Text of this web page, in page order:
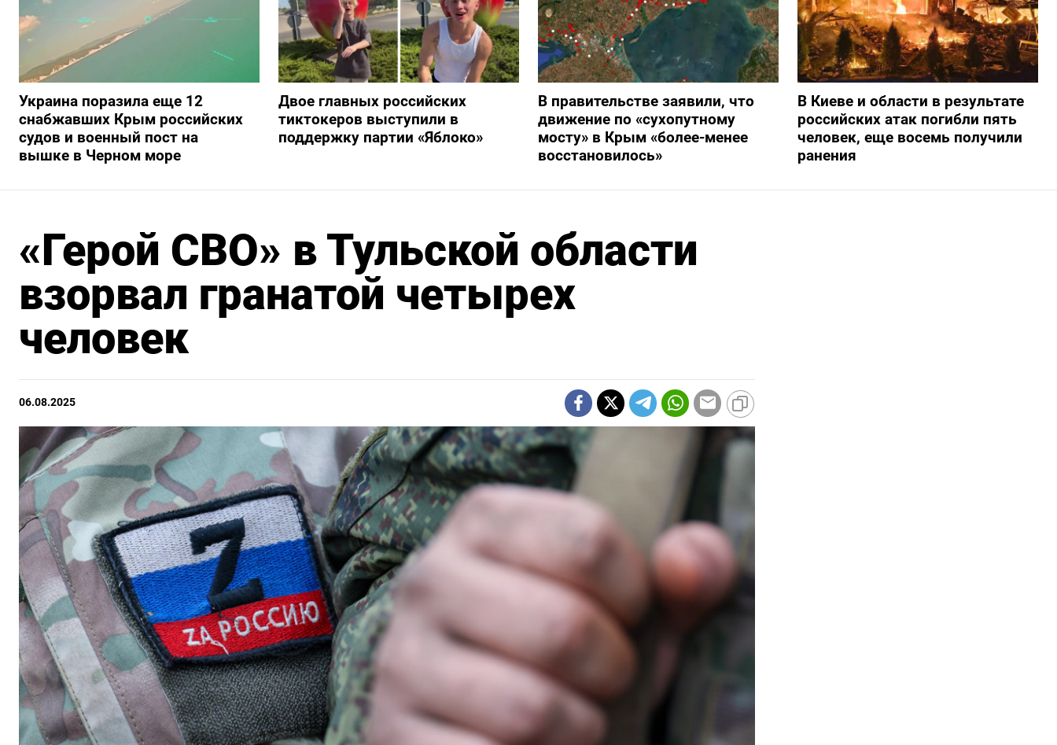
Украина поразила еще 12
снабжавших Крым российских
судов и военный пост на
вышке в Черном море
Двое главных российских
тиктокеров выступили в
поддержку партии «Яблоко»
В правительстве заявили, что
движение по «сухопутному
мосту» в Крым «более-менее
восстановилось»
В Киеве и области в результате
российских атак погибли пять
человек, еще восемь получили
ранения
«Герой СВО» в Тульской области
взорвал гранатой четырех
человек
06.08.2025